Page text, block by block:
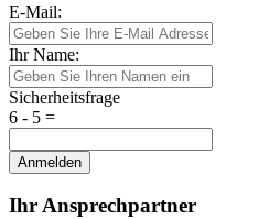
E-Mail:
Ihr Name:
Sicherheitsfrage
6 - 5 =
Anmelden
Ihr Ansprechpartner